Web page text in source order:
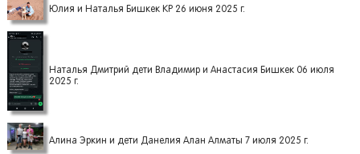
Юлия и Наталья Бишкек КР 26 июня 2025 г.
Наталья Дмитрий дети Владимир и Анастасия Бишкек 06 июля
2025 г.
Алина Эркин и дети Данелия Алан Алматы 7 июля 2025 г.